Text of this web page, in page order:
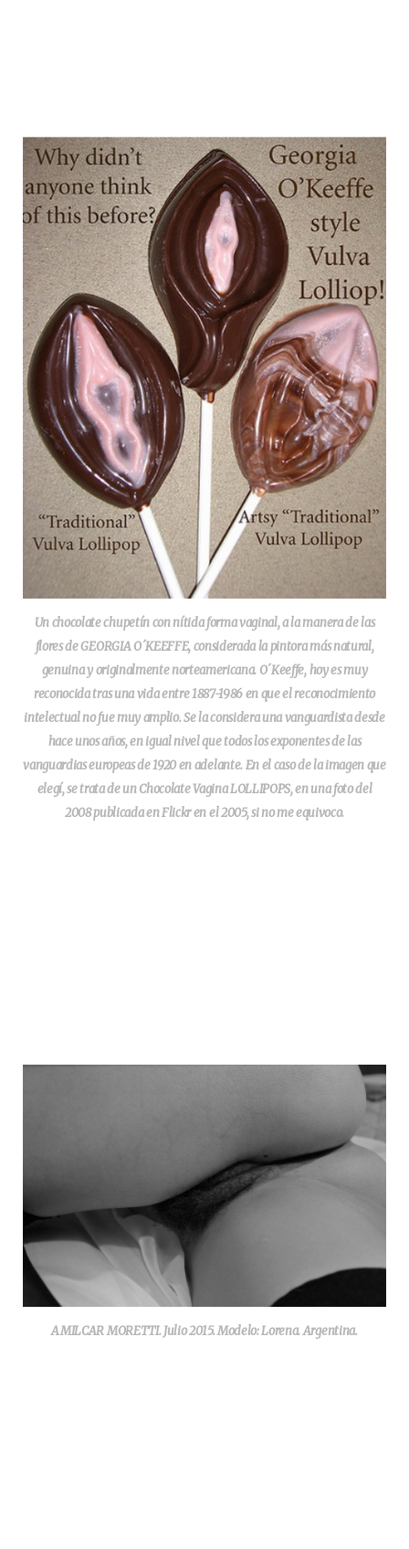
Un chocolate chupetín con nítida forma vaginal, a la manera de las
flores de GEORGIA O´KEEFFE, considerada la pintora más natural,
genuina y originalmente norteamericana. O´Keeffe, hoy es muy
reconocida tras una vida entre 1887-1986 en que el reconocimiento
intelectual no fue muy amplio. Se la considera una vanguardista desde
hace unos años, en igual nivel que todos los exponentes de las
vanguardias europeas de 1920 en adelante. En el caso de la imagen que
elegí, se trata de un Chocolate Vagina LOLLIPOPS, en una foto del
2008 publicada en Flickr en el 2005, si no me equivoco.
AMILCAR MORETTI. Julio 2015. Modelo: Lorena. Argentina.